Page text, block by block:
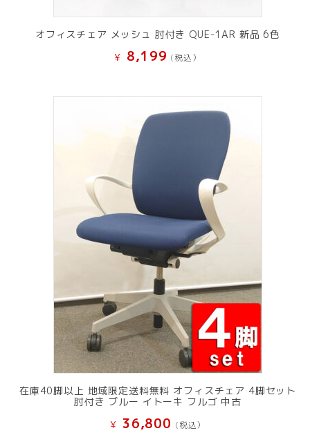
オフィスチェア メッシュ 肘付き QUE-1AR 新品 6色
¥ 8,199 (税込）
在庫40脚以上 地域限定送料無料 オフィスチェア 4脚セット
肘付き ブルー イトーキ フルゴ 中古
¥ 36,800 (税込）